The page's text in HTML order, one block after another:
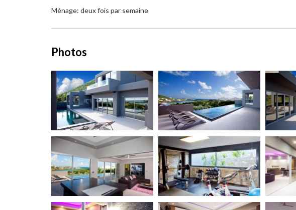
Ménage: deux fois par semaine
Photos